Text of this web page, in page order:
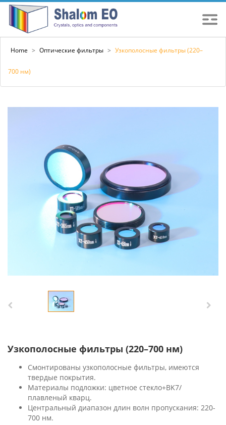
Home > Оптические фильтры > Узкополосные фильтры (220–
700 нм)
Узкополосные фильтры (220–700 нм)
Смонтированы узкополосные фильтры, имеются
твердые покрытия.
Материалы подложки: цветное стекло+BK7/
плавленый кварц.
Центральный диапазон длин волн пропускания: 220-
700 нм.